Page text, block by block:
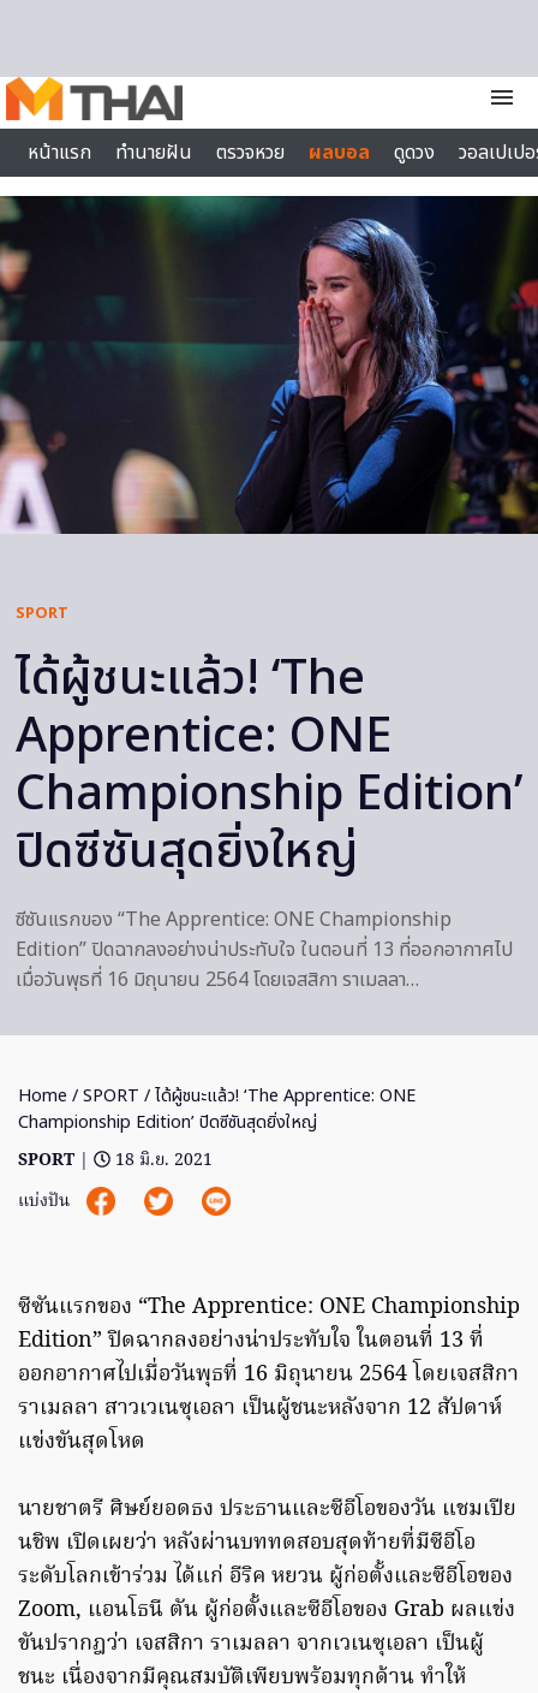
menu
หน้าแรก
ทำนายฝัน ตรวจหวย ผลบอล ดูดวง
วอลเปเป
ไลฟ์สไตล์
SPORT
ได้ผู้ชนะแล้ว! ‘The
Apprentice: ONE
Championship Edition’
ปิดซีซันสุดยิ่งใหญ่
ซีซันแรกของ “The Apprentice: ONE Championship
Edition” ปิดฉากลงอย่างน่าประทับใจ ในตอนที่ 13 ที่ออกอากาศไป
เมื่อวันพุธที่ 16 มิถุนายน 2564 โดยเจสสิกา ราเมลลา…
Home /SPORT / ได้ผู้ชนะแล้ว! ‘The Apprentice: ONE
Championship Edition’ ปิดซีซันสุดยิ่งใหญ่
SPORT |
18 มิ.ย. 2021
แบ่งปัน
ซีซันแรกของ “The Apprentice: ONE Championship
Edition” ปิดฉากลงอย่างน่าประทับใจ ในตอนที่ 13 ที่
ออกอากาศไปเมื่อวันพุธที่ 16 มิถุนายน 2564 โดยเจสสิกา
ราเมลลา สาวเวเนซุเอลา เป็นผู้ชนะหลังจาก 12 สัปดาห์
แข่งขันสุดโหด
นายชาตรี ศิษย์ยอดธง ประธานและซีอีโอของวัน แชมเปีย
นชิพ เปิดเผยว่า หลังผ่านบททดสอบสุดท้ายที่มีซีอีโอ
ระดับโลกเข้าร่วม ได้แก่ อีริค หยวน ผู้ก่อตั้งและซีอีโอของ
Zoom, แอนโธนี ตัน ผู้ก่อตั้งและซีอีโอของ Grab ผลแข่ง
ขันปรากฎว่า เจสสิกา ราเมลลา จากเวเนซุเอลา เป็นผู้
ชนะ เนื่องจากมีคุณสมบัติเพียบพร้อมทุกด้าน ทำให้